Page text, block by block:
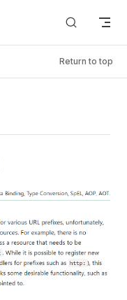
Return to top